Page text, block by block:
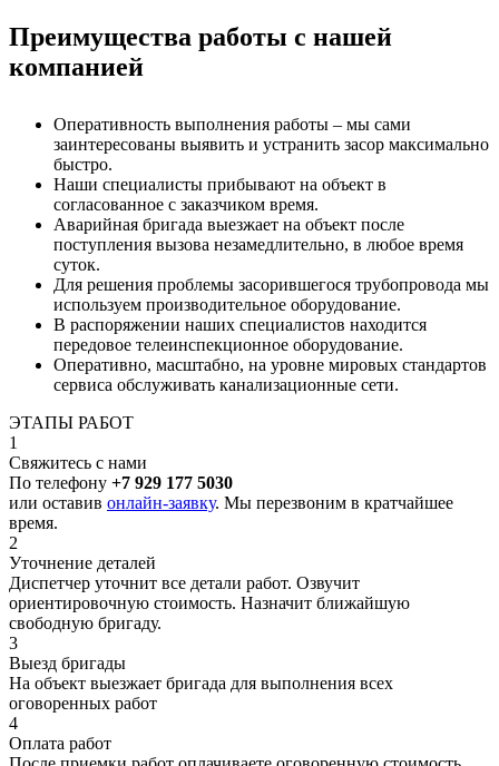
Преимущества работы с нашей
компанией
Оперативность выполнения работы – мы сами
заинтересованы выявить и устранить засор максимально
быстро.
Наши специалисты прибывают на объект в
согласованное с заказчиком время.
Аварийная бригада выезжает на объект после
поступления вызова незамедлительно, в любое время
суток.
Для решения проблемы засорившегося трубопровода мы
используем производительное оборудование.
В распоряжении наших специалистов находится
передовое телеинспекционное оборудование.
Оперативно, масштабно, на уровне мировых стандартов
сервиса обслуживать канализационные сети.
ЭТАПЫ РАБОТ
1
Свяжитесь с нами
По телефону +7 929 177 5030
или оставив онлайн-заявку. Мы перезвоним в кратчайшее
время.
2
Уточнение деталей
Диспетчер уточнит все детали работ. Озвучит
ориентировочную стоимость. Назначит ближайшую
свободную бригаду.
3
Выезд бригады
На объект выезжает бригада для выполнения всех
оговоренных работ
4
Оплата работ